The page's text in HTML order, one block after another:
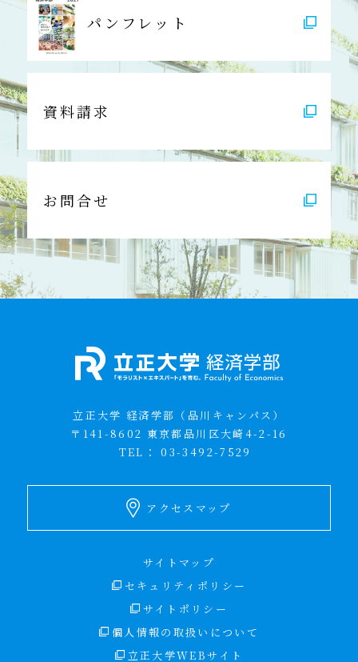
パンフレット
資料請求
お問合せ
立正大学 経済学部（品川キャンパス）
〒141-8602 東京都品川区大崎4-2-16
TEL：03-3492-7529
アクセスマップ
サイトマップ
セキュリティポリシー
サイトポリシー
個人情報の取扱いについて
立正大学WEBサイト